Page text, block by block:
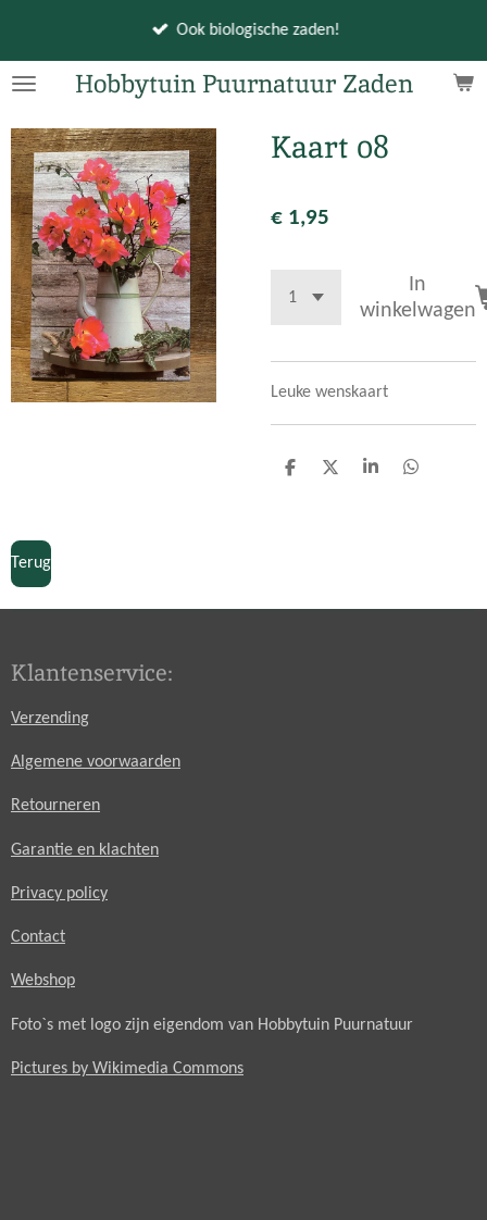
naar
hoofdinhoud
Hobbytuin Puurnatuur Zaden
Ook biologische zaden!
Kaart 08
€ 1,95
In
winkelwagen
Leuke wenskaart
D
D
S
D
Terug
Klantenservice:
Verzending
Algemene voorwaarden
Retourneren
Garantie en klachten
Privacy policy
Contact
Webshop
Foto`s met logo zijn eigendom van Hobbytuin Puurnatuur
Pictures by Wikimedia Commons